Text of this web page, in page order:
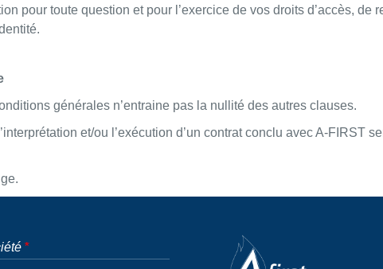
pour toute question et pour l’exercice de vos droits d’accès, de
générales n’entraine pas la nullité des autres clauses.
et/ou l’exécution d’un contrat conclu avec A-FIRST